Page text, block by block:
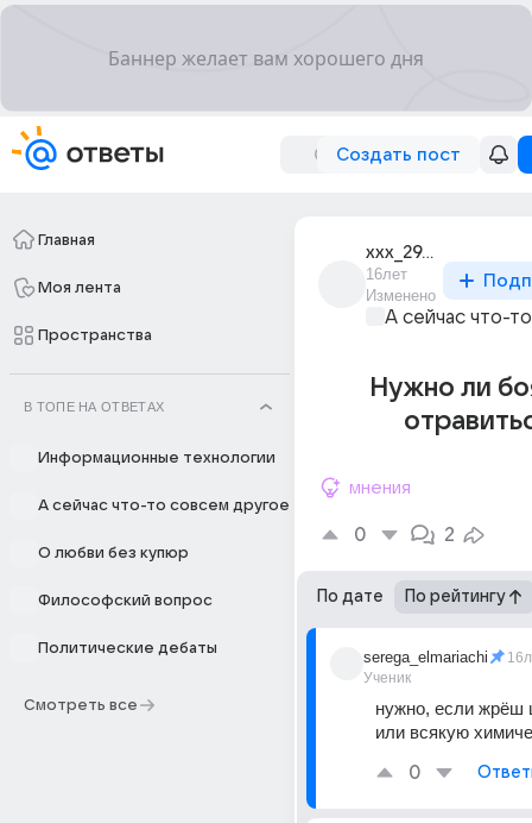
Создать пост
Главная
Моя лента
Пространства
В ТОПЕ НА ОТВЕТАХ
Информационные технологии
А сейчас что-то совсем другое
О любви без купюр
Философский вопрос
Политические дебаты
Смотреть все
xxx_2946
16лет
Изменено
А сейчас что-
Нужно ли
мнения
0 2
По дате По рейтингу
serega_elmariachi
Ученик
нужно, если жрёш
или всякую
0